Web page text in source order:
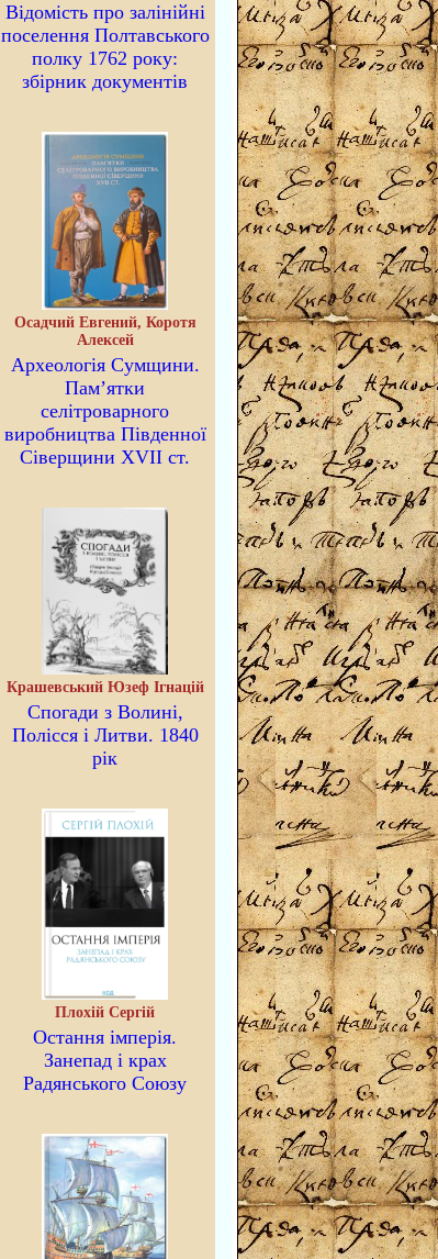
Відомість про залінійні
поселення Полтавського
полку 1762 року:
збірник документів
Осадчий Евгений, Коротя
Алексей
Археологія Сумщини.
Пам’ятки
селітроварного
виробництва Південної
Сіверщини XVII ст.
Крашевський Юзеф Ігнацій
Спогади з Волині,
Полісся і Литви. 1840
рік
Плохій Сергій
Остання імперія.
Занепад і крах
Радянського Союзу